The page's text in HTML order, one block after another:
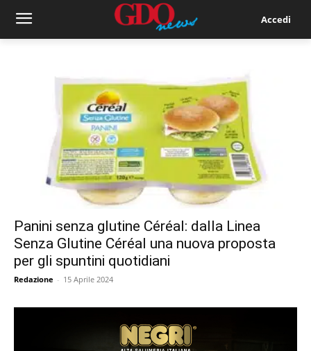
Accedi
Panini senza glutine Céréal: dalla Linea
Senza Glutine Céréal una nuova proposta
per gli spuntini quotidiani
Redazione - 15 Aprile 2024